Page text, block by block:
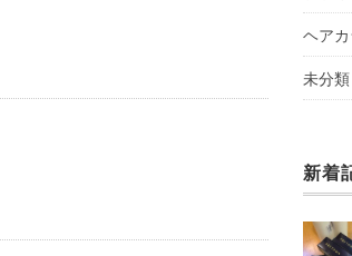
ヘア
未分類
新着